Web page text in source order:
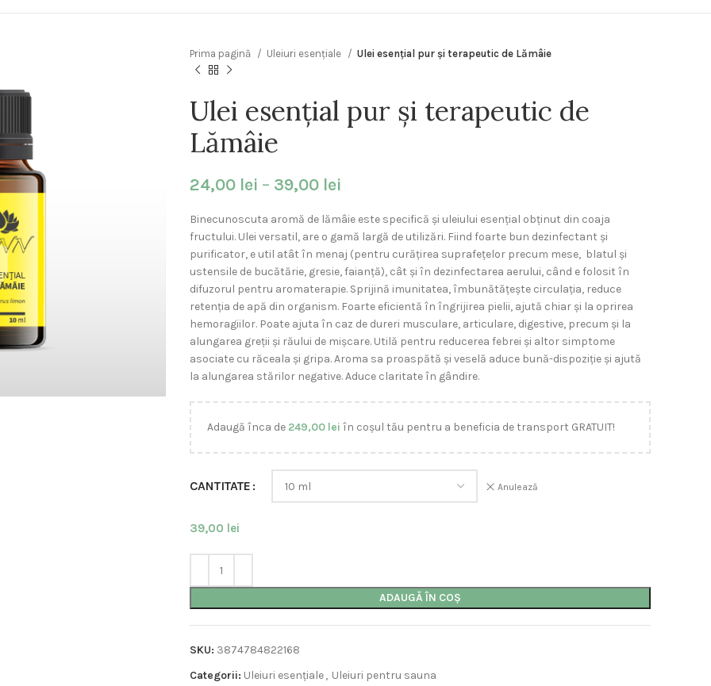
Prima pagină Uleiuri esențiale Ulei esențial pur și terapeutic de Lămâie
Ulei esențial pur și terapeutic de
Lămâie
24,00 lei – 39,00 lei
Binecunoscuta aromă de lămâie este specifică și uleiului esențial obținut din coaja
fructului. Ulei versatil, are o gamă largă de utilizări. Fiind foarte bun dezinfectant și
purificator, e util atât în menaj (pentru curățirea suprafețelor precum mese, blatul și
ustensile de bucătărie, gresie, faianță), cât și în dezinfectarea aerului, când e folosit în
difuzorul pentru aromaterapie. Sprijină imunitatea, îmbunătățește circulația, reduce
retenția de apă din organism. Foarte eficientă în îngrijirea pielii, ajută chiar și la oprirea
hemoragiilor. Poate ajuta în caz de dureri musculare, articulare, digestive, precum și la
alungarea greții și răului de mișcare. Utilă pentru reducerea febrei și altor simptome
asociate cu răceala și gripa. Aroma sa proaspătă și veselă aduce bună-dispoziție și ajută
la alungarea stărilor negative. Aduce claritate în gândire.
Adaugă înca de 249,00 lei în coșul tău pentru a beneficia de transport GRATUIT!
CANTITATE Anulează
39,00 lei
ADAUGĂ ÎN COȘ
SKU: 3874784822168
Categorii: Uleiuri esențiale, Uleiuri pentru sauna